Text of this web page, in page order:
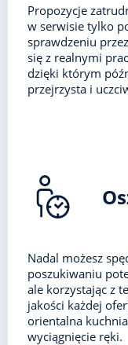
Propozycje
w serwisie tylko
sprawdzeniu
się z realnymi
dzięki którym
przejrzysta i
Nadal możesz
poszukiwaniu
ale korzystając z
jakości każdej
orientalna
wyciągnięcie ręki.